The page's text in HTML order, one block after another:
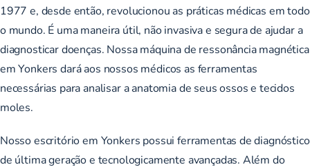
1977 e, desde então, revolucionou as práticas médicas em todo
o mundo. É uma maneira útil, não invasiva e segura de ajudar a
diagnosticar doenças. Nossa máquina de ressonância magnética
em Yonkers dará aos nossos médicos as ferramentas
necessárias para analisar a anatomia de seus ossos e tecidos
moles.
Nosso escritório em Yonkers possui ferramentas de diagnóstico
de última geração e tecnologicamente avançadas. Além do